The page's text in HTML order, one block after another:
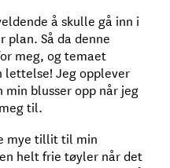
å skulle gå inn i
plan. Så da denne
meg, og temaet
lettelse! Jeg opplever
blusser opp når jeg
til.
mye tillit til min
helt frie tøyler når det